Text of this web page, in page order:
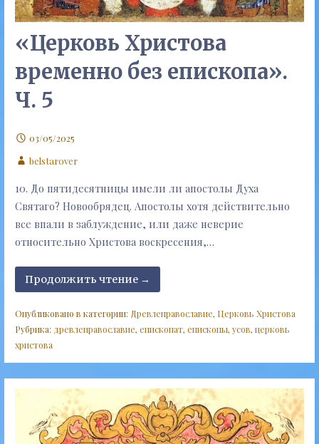
«Церковь Христова
временно без епископа».
Ч. 5
03/05/2025
belstarover
10. До пятидесятницы имели ли апостолы Духа
Святаго? Новообрядец. Апостолы хотя действительно
все впали в заблуждение, или даже неверие
относительно Христова воскресения,…
Продолжить чтение →
Опубликовано в категории: Древлеправославие, Церковь Христова
Рубрика: древлеправославие, епископат, епископы, усов, церковь
христова